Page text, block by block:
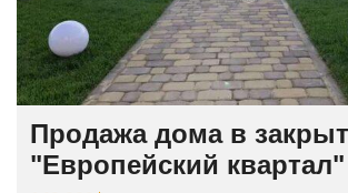
Продажа дома в
"Европейский квартал"